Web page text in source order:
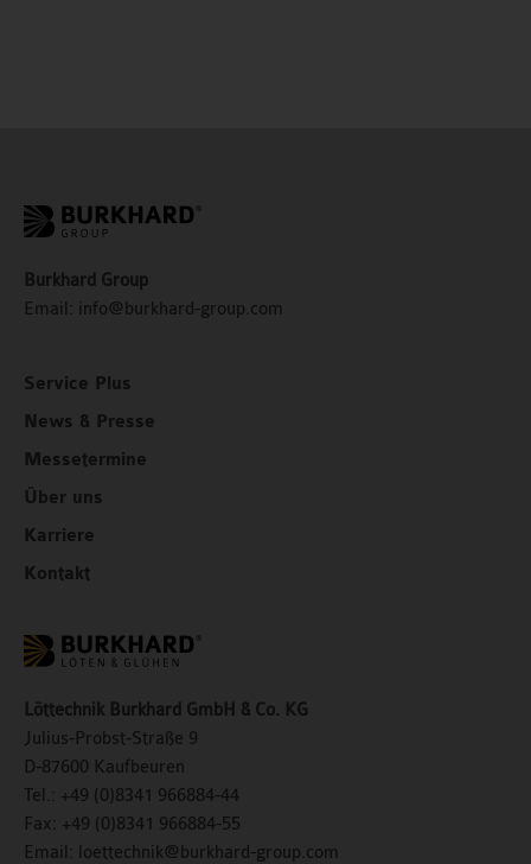
Burkhard Group
Email: info@burkhard-group.com
Service Plus
News & Presse
Messetermine
Über uns
Karriere
Kontakt
Löttechnik Burkhard GmbH & Co. KG
Julius-Probst-Straße 9
D-87600 Kaufbeuren
Tel.: +49 (0)8341 966884-44
Fax: +49 (0)8341 966884-55
Email: loettechnik@burkhard-group.com